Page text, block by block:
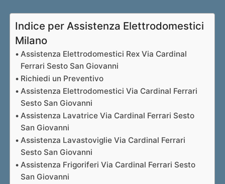
Indice per Assistenza Elettrodomestici
Milano
Assistenza Elettrodomestici Rex Via Cardinal
Ferrari Sesto San Giovanni
Richiedi un Preventivo
Assistenza Elettrodomestici Via Cardinal Ferrari
Sesto San Giovanni
Assistenza Lavatrice Via Cardinal Ferrari Sesto
San Giovanni
Assistenza Lavastoviglie Via Cardinal Ferrari
Sesto San Giovanni
Assistenza Frigoriferi Via Cardinal Ferrari Sesto
San Giovanni